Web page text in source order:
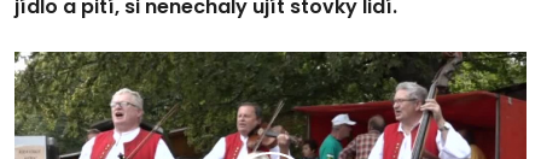
jídlo a pití, si nenechaly ujít stovky lidí.